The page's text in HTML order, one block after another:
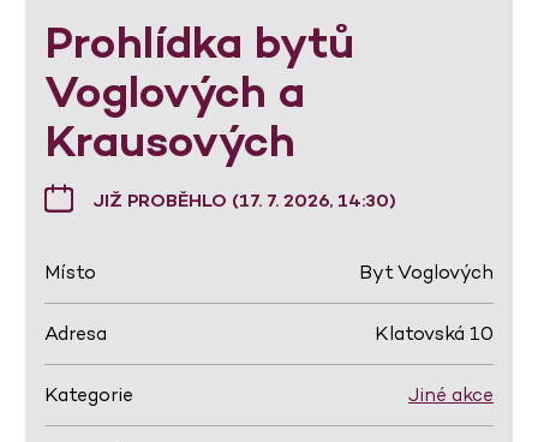
Prohlídka bytů
Voglových a
Krausových
JIŽ PROBĚHLO (17. 7. 2026, 14:30)
Místo Byt Voglových
Adresa Klatovská 10
Kategorie Jiné akce